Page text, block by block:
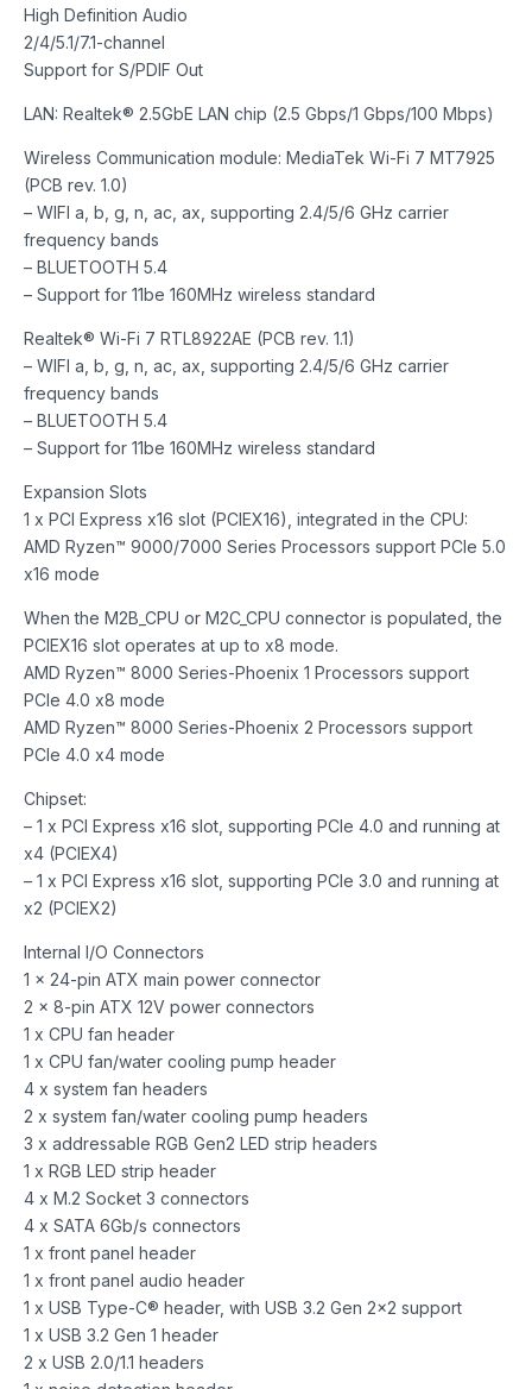
High Definition Audio
2/4/5.1/7.1-channel
Support for S/PDIF Out
LAN: Realtek® 2.5GbE LAN chip (2.5 Gbps/1 Gbps/100 Mbps)
Wireless Communication module: MediaTek Wi-Fi 7 MT7925
(PCB rev. 1.0)
– WIFI a, b, g, n, ac, ax, supporting 2.4/5/6 GHz carrier
frequency bands
– BLUETOOTH 5.4
– Support for 11be 160MHz wireless standard
Realtek® Wi-Fi 7 RTL8922AE (PCB rev. 1.1)
– WIFI a, b, g, n, ac, ax, supporting 2.4/5/6 GHz carrier
frequency bands
– BLUETOOTH 5.4
– Support for 11be 160MHz wireless standard
Expansion Slots
1 x PCI Express x16 slot (PCIEX16), integrated in the CPU:
AMD Ryzen™ 9000/7000 Series Processors support PCIe 5.0
x16 mode
When the M2B_CPU or M2C_CPU connector is populated, the
PCIEX16 slot operates at up to x8 mode.
AMD Ryzen™ 8000 Series-Phoenix 1 Processors support
PCIe 4.0 x8 mode
AMD Ryzen™ 8000 Series-Phoenix 2 Processors support
PCIe 4.0 x4 mode
Chipset:
– 1 x PCI Express x16 slot, supporting PCIe 4.0 and running at
x4 (PCIEX4)
– 1 x PCI Express x16 slot, supporting PCIe 3.0 and running at
x2 (PCIEX2)
Internal I/O Connectors
1 x 24-pin ATX main power connector
2 x 8-pin ATX 12V power connectors
1 x CPU fan header
1 x CPU fan/water cooling pump header
4 x system fan headers
2 x system fan/water cooling pump headers
3 x addressable RGB Gen2 LED strip headers
1 x RGB LED strip header
4 x M.2 Socket 3 connectors
4 x SATA 6Gb/s connectors
1 x front panel header
1 x front panel audio header
1 x USB Type-C® header, with USB 3.2 Gen 2×2 support
1 x USB 3.2 Gen 1 header
2 x USB 2.0/1.1 headers